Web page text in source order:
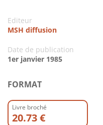
Editeur
MSH diffusion
Date de publication
1er janvier 1985
FORMAT
Livre broché
20.73 €